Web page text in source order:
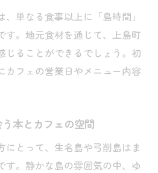
単なる食事以上に「島時間」
す。地元食材を通じて、上島町
じることができるでしょう。初
カフェの営業日やメニュー内容
本とカフェの空間
にとって、生名島や弓削島はま
す。静かな島の雰囲気の中、ゆ